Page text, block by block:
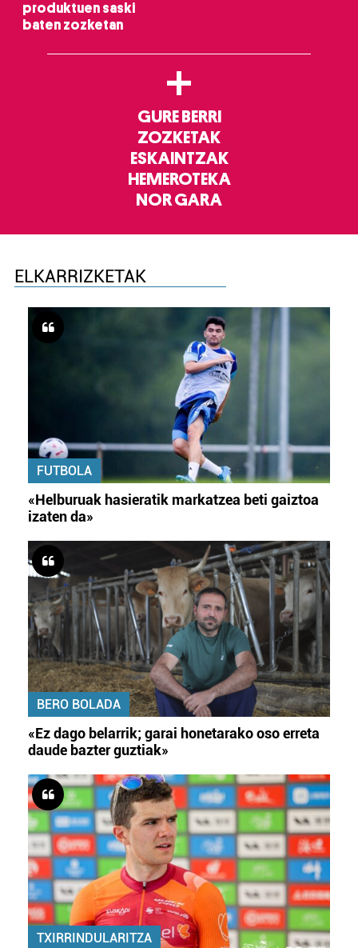
produktuen saski
baten zozketan
+
GURE BERRI
ZOZKETAK
ESKAINTZAK
HEMEROTEKA
NOR GARA
ELKARRIZKETAK
FUTBOLA
«Helburuak hasieratik markatzea beti gaiztoa
izaten da»
BERO BOLADA
«Ez dago belarrik; garai honetarako oso erreta
daude bazter guztiak»
TXIRRINDULARITZA